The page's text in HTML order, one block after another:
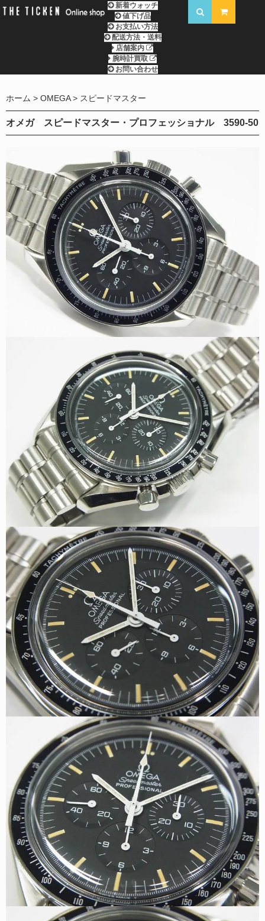
新着ウォッチ
値下げ品
お支払い方法
配送方法・送料
店舗案内
腕時計買取
お問い合わせ
ホーム OMEGA スピードマスター
オメガ スピードマスター・プロフェッショナル 3590-50